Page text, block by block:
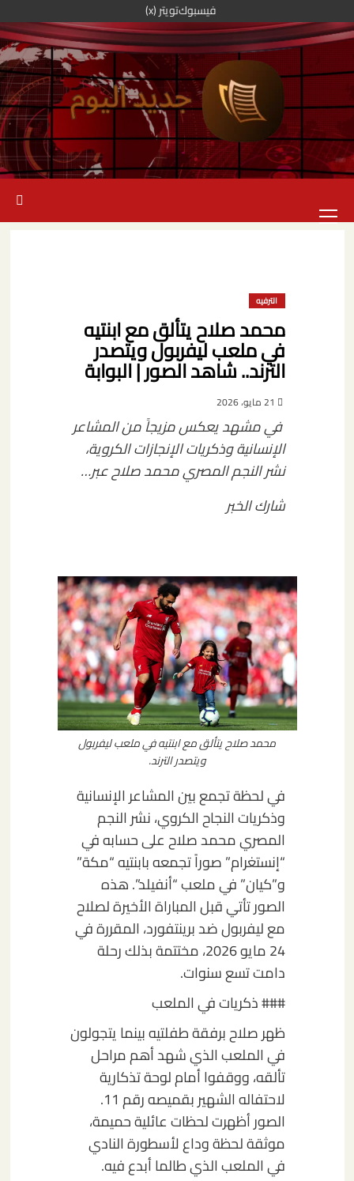
إلى
المحتوى
فيسبوكتويتر (x)
الرئيسية
الترفيه
محمد صلاح يتألق مع ابنتيه
في ملعب ليفربول ويتصدر
الترند.. شاهد الصور | البوابة
21 مايو، 2026
في مشهد يعكس مزيجاً من المشاعر
الإنسانية وذكريات الإنجازات الكروية،
نشر النجم المصري محمد صلاح عبر…
شارك الخبر
محمد صلاح يتألق مع ابنتيه في ملعب ليفربول
ويتصدر الترند.
في لحظة تجمع بين المشاعر الإنسانية
وذكريات النجاح الكروي، نشر النجم
المصري محمد صلاح على حسابه في
“إنستغرام” صوراً تجمعه بابنتيه “مكة”
و”كيان” في ملعب “أنفيلد”. هذه
الصور تأتي قبل المباراة الأخيرة لصلاح
مع ليفربول ضد برينتفورد، المقررة في
24 مايو 2026، مختتمة بذلك رحلة
دامت تسع سنوات.
### ذكريات في الملعب
ظهر صلاح برفقة طفلتيه بينما يتجولون
في الملعب الذي شهد أهم مراحل
تألقه، ووقفوا أمام لوحة تذكارية
لاحتفاله الشهير بقميصه رقم 11.
الصور أظهرت لحظات عائلية حميمة،
موثقة لحظة وداع لأسطورة النادي
في الملعب الذي طالما أبدع فيه.